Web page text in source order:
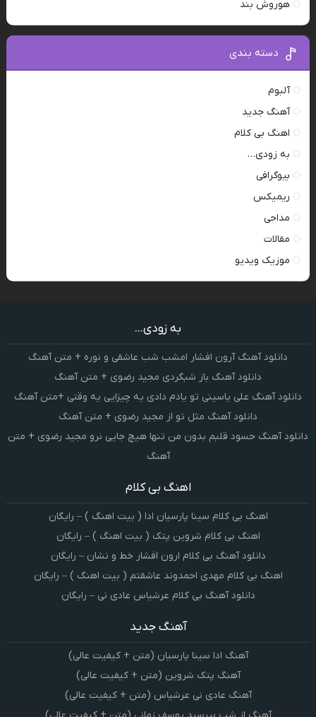
هوروش بند
دسته بندی
آلبوم
آهنگ جدید
اهنگ بی کلام
به زودی…
بیوگرافی
ریمیکس
مداحی
مقالات
موزیک ویدیو
به زودی...
دانلود آهنگ آرون افشار امشب شب عاشقی و نوره + متن آهنگ
دانلود آهنگ باز شبگردی مجید رضوی + متن آهنگ
دانلود آهنگ علی یاسینی تو یادم دادی یه چیزایی یه وقتی +متن آهنگ
دانلود آهنگ مثل تو از مجید رضوی + متن آهنگ
دانلود آهنگ حسود قلبم بدون من تنها هیچ جایی نرو مجید رضوی + متن
آهنگ
اهنگ بی کلام
اهنگ بی کلام سینا پارسیان ادا ( بیت اهنگ ) – رایگان
اهنگ بی کلام شروین پتک ( بیت اهنگ ) – رایگان
دانلود آهنگ بی کلام ارون افشار خط و نشان – رایگان
اهنگ بی کلام مهدی احمدوند عاشقتم ( بیت اهنگ ) – رایگان
دانلود آهنگ بی کلام عرشیاس عادی نی – رایگان
آهنگ جدید
آهنگ ادا سینا پارسیان (متن + کیفیت عالی)
آهنگ پتک شروین (متن + کیفیت عالی)
آهنگ عادی نی عرشیاس (متن + کیفیت عالی)